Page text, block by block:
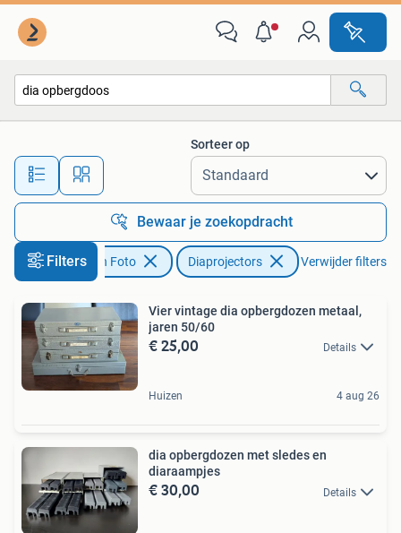
Alle afstanden…
Sorteer op
Bewaar je zoekopdracht
Filters
Audio, Tv en Foto Diaprojectors Verwijder filters
Vier vintage dia opbergdozen metaal,
jaren 50/60
€ 25,00 Details
Huizen 4 aug 26
dia opbergdozen met sledes en
diaraampjes
€ 30,00 Details